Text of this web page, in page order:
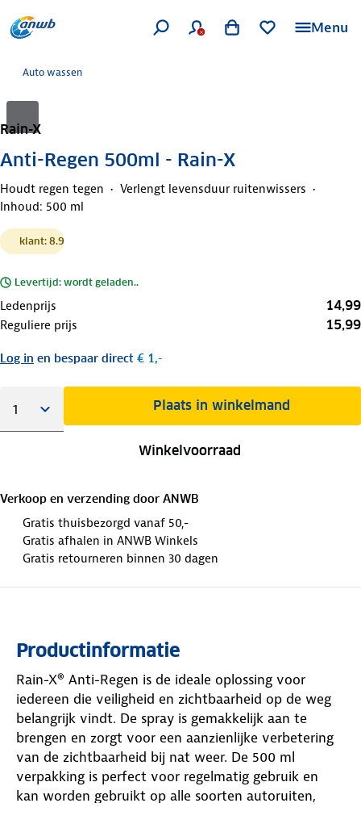
Menu
Auto wassen
Rain-X
Anti-Regen 500ml - Rain-X
Houdt regen tegen
Verlengt levensduur ruitenwissers
Inhoud: 500 ml
klant: 8.9
Levertijd: wordt geladen..
Ledenprijs 14,99
Reguliere prijs 15,99
Log in en bespaar direct € 1,-
Plaats in winkelmand
Winkelvoorraad
Verkoop en verzending door ANWB
Gratis thuisbezorgd vanaf 50,-
Gratis afhalen in ANWB Winkels
Gratis retourneren binnen 30 dagen
Productinformatie
Rain-X® Anti-Regen is de ideale oplossing voor
iedereen die veiligheid en zichtbaarheid op de weg
belangrijk vindt. De spray is gemakkelijk aan te
brengen en zorgt voor een aanzienlijke verbetering
van de zichtbaarheid bij nat weer. De 500 ml
verpakking is perfect voor regelmatig gebruik en
kan worden gebruikt op alle soorten autoruiten,